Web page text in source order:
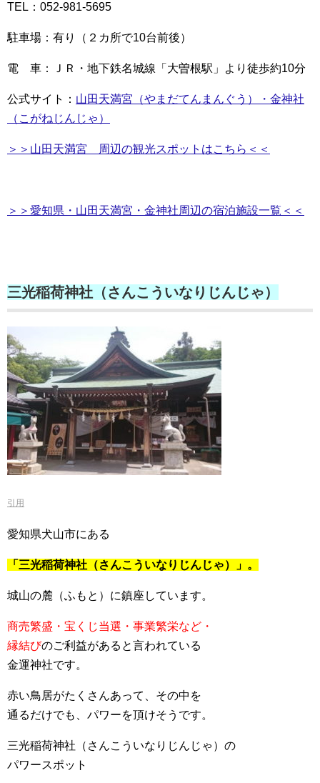
TEL：052-981-5695
駐車場：有り（２カ所で10台前後）
電 車：ＪＲ・地下鉄名城線「大曽根駅」より徒歩約10分
公式サイト： 山田天満宮（やまだてんまんぐう）・金神社
（こがねじんじゃ）
＞＞山田天満宮 周辺の観光スポットはこちら＜＜
＞＞愛知県・山田天満宮・金神社周辺の宿泊施設一覧＜＜
三光稲荷神社（さんこういなりじんじゃ）
引用
愛知県犬山市にある
「三光稲荷神社（さんこういなりじんじゃ）」。
城山の麓（ふもと）に鎮座しています。
商売繁盛・宝くじ当選・事業繁栄など・
縁結びのご利益があると言われている
金運神社です。
赤い鳥居がたくさんあって、その中を
通るだけでも、パワーを頂けそうです。
三光稲荷神社（さんこういなりじんじゃ）の
パワースポット